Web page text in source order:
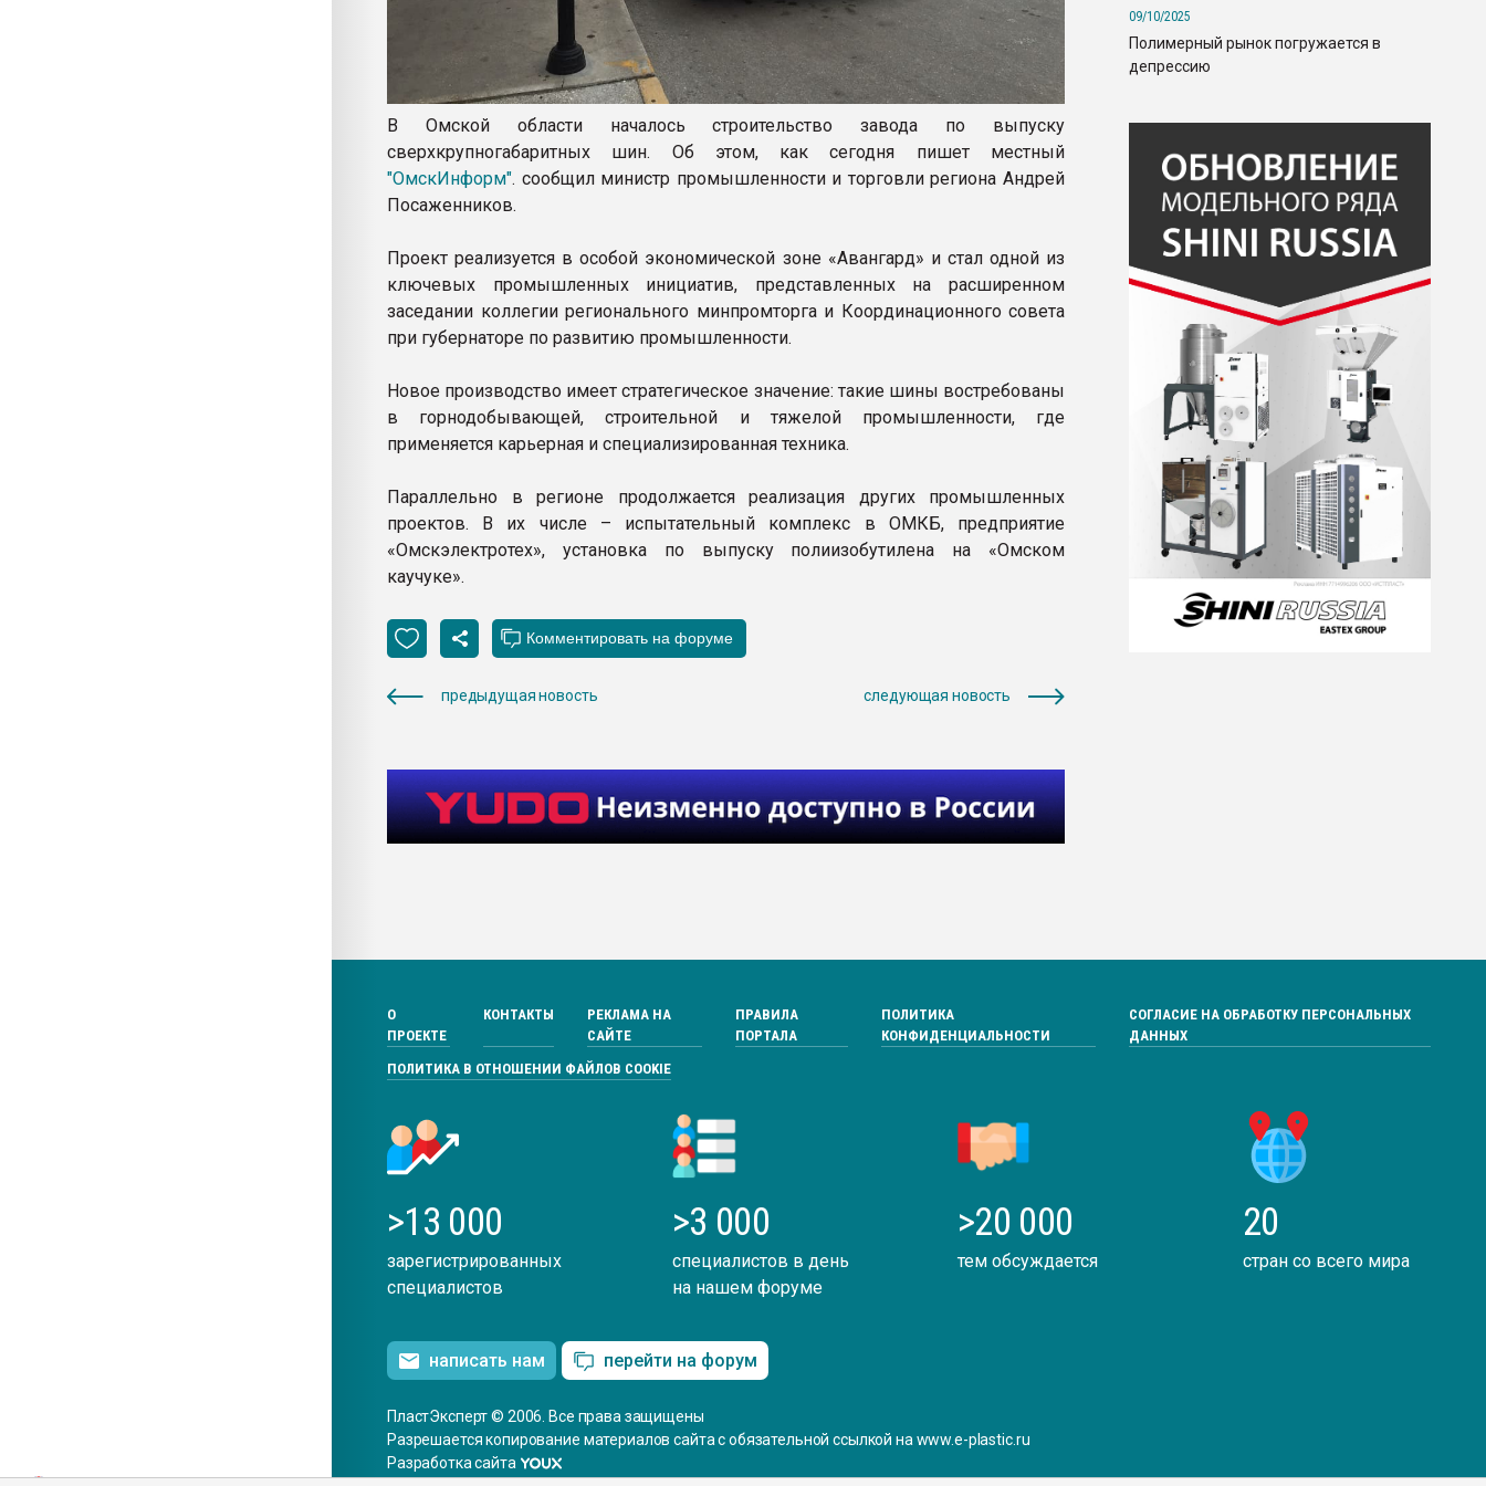
В Омской области началось строительство завода по выпуску
сверхкрупногабаритных шин. Об этом, как сегодня пишет местный
"ОмскИнформ". сообщил министр промышленности и торговли региона Андрей
Посаженников.
Проект реализуется в особой экономической зоне «Авангард» и стал одной из
ключевых промышленных инициатив, представленных на расширенном
заседании коллегии регионального минпромторга и Координационного совета
при губернаторе по развитию промышленности.
Новое производство имеет стратегическое значение: такие шины востребованы
в горнодобывающей, строительной и тяжелой промышленности, где
применяется карьерная и специализированная техника.
Параллельно в регионе продолжается реализация других промышленных
проектов. В их числе – испытательный комплекс в ОМКБ, предприятие
«Омскэлектротех», установка по выпуску полиизобутилена на «Омском
каучуке».
предыдущая новость следующая новость
09/10/2025
Полимерный рынок погружается в
депрессию
О
ПРОЕКТЕ
КОНТАКТЫ
РЕКЛАМА НА
САЙТЕ
ПРАВИЛА
ПОРТАЛА
ПОЛИТИКА
КОНФИДЕНЦИАЛЬНОСТИ
СОГЛАСИЕ НА ОБРАБОТКУ ПЕРСОНАЛЬНЫХ
ДАННЫХ
ПОЛИТИКА В ОТНОШЕНИИ ФАЙЛОВ COOKIE
>13 000
зарегистрированных
специалистов
>3 000
специалистов в день
на нашем форуме
>20 000
тем обсуждается
20
стран со всего мира
написать нам перейти на форум
ПластЭксперт © 2006. Все права защищены
Разрешается копирование материалов сайта с обязательной ссылкой на www.e-plastic.ru
Разработка сайта